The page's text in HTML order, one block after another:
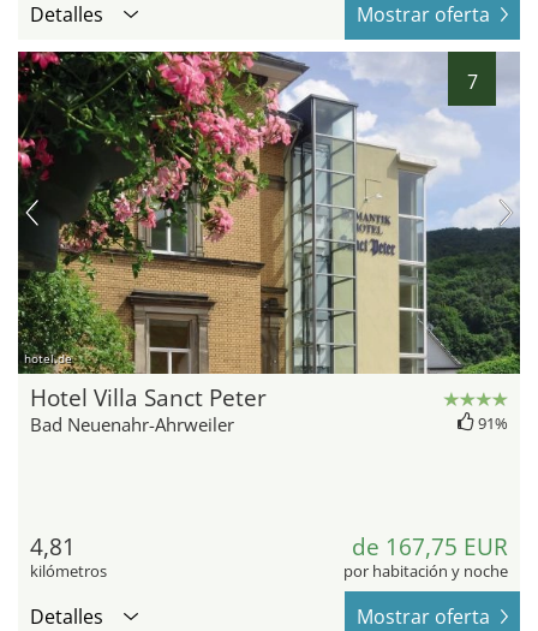
Detalles Mostrar oferta
7
hotel.de
Hotel Villa Sanct Peter
Bad Neuenahr-Ahrweiler 91%
4,81
kilómetros
de 167,75 EUR
por habitación y noche
Detalles Mostrar oferta